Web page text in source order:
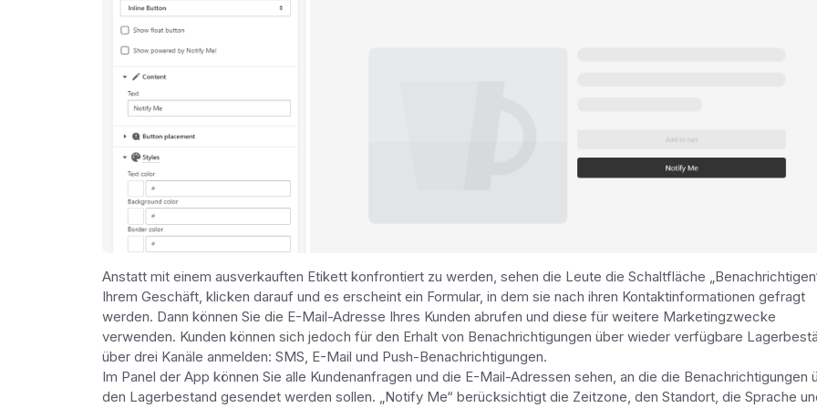
Anstatt mit einem ausverkauften Etikett konfrontiert zu werden, sehen die Leute die Schaltfläche
Ihrem Geschäft, klicken darauf und es erscheint ein Formular, in dem sie nach ihren Kontaktinformationen gefragt
werden. Dann können Sie die E-Mail-Adresse Ihres Kunden abrufen und diese für weitere Marketingzwecke
verwenden. Kunden können sich jedoch für den Erhalt von Benachrichtigungen über wieder verfügbare
über drei Kanäle anmelden: SMS, E-Mail und Push-Benachrichtigungen.
Im Panel der App können Sie alle Kundenanfragen und die E-Mail-Adressen sehen, an die die Benachrichtigungen
den Lagerbestand gesendet werden sollen. „Notify Me“ berücksichtigt die Zeitzone, den Standort, die Sprache